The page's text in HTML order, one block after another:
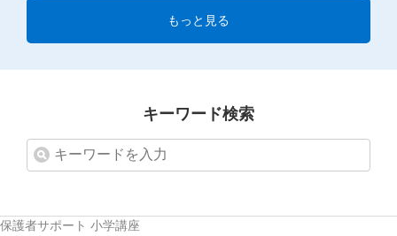
もっと見る
キーワード検索
保護者サポート 小学講座